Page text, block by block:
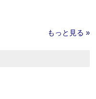
もっと見る »